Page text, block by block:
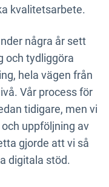
kvalitetsarbete.
några år sett
och tydliggöra
hela vägen från
Vår process för
tidigare, men vi
uppföljning av
gjorde att vi så
digitala stöd.